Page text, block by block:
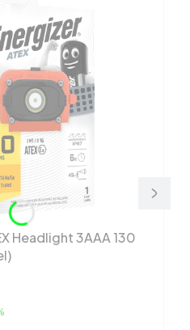
Headlight 3AAA 130